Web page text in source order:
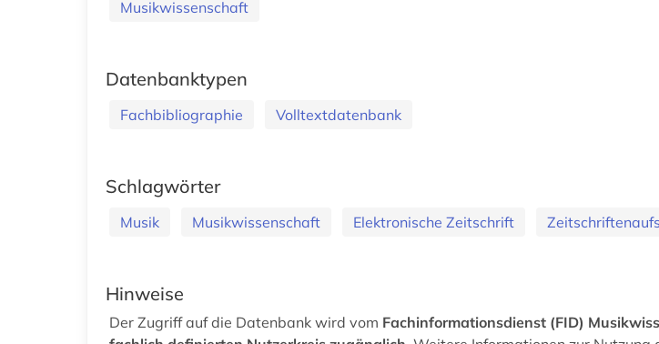
Musikwissenschaft
Datenbanktypen
Fachbibliographie Volltextdatenbank
Schlagwörter
Musik Musikwissenschaft Elektronische Zeitschrift
Hinweise
Der Zugriff auf die Datenbank wird vom Fachinformationsdienst (FID)